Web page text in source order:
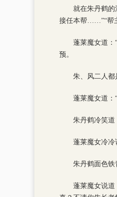
就在朱丹鹤的
接任本帮……”“帮
蓬莱魔女道：
预。
朱、风二人都
蓬莱魔女道：
朱丹鹤冷笑道
蓬莱魔女冷冷
朱丹鹤面色铁
蓬莱魔女说道